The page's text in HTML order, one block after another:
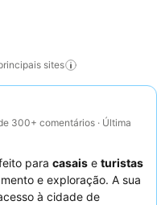
sites
300+ comentários · Última
para casais e turistas
e exploração. A sua
à cidade de